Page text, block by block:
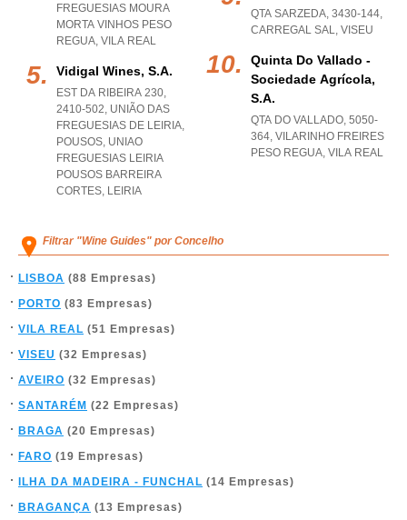
FREGUESIAS MOURA
MORTA VINHOS PESO
REGUA, VILA REAL
Vidigal Wines, S.a.
EST DA RIBEIRA 230,
2410-502, UNIÃO DAS
FREGUESIAS DE LEIRIA,
POUSOS, UNIAO
FREGUESIAS LEIRIA
POUSOS BARREIRA
CORTES, LEIRIA
QTA SARZEDA, 3430-144,
CARREGAL SAL, VISEU
Quinta Do Vallado -
Sociedade Agrícola,
S.a.
QTA DO VALLADO, 5050-
364, VILARINHO FREIRES
PESO REGUA, VILA REAL
Filtrar "Wine Guides" por Concelho
LISBOA (88 Empresas)
PORTO (83 Empresas)
VILA REAL (51 Empresas)
VISEU (32 Empresas)
AVEIRO (32 Empresas)
SANTARÉM (22 Empresas)
BRAGA (20 Empresas)
FARO (19 Empresas)
ILHA DA MADEIRA - FUNCHAL (14 Empresas)
BRAGANÇA (13 Empresas)